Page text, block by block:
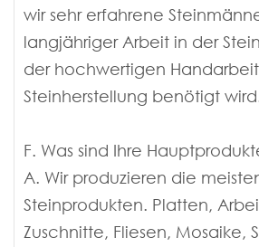
wir sehr erfahrene
langjähriger Arbeit in der
der hochwertigen
Steinherstellung benötigt
F. Was sind Ihre
A. Wir produzieren die
Steinprodukten. Platten,
Zuschnitte, Fliesen, Mosaike,